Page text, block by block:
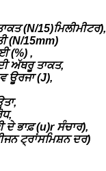
(N/15)ਮਿਲੀਮੀਟਰ),
(N/15mm)
(%) ,
ਅੱਥਰੂ ਤਾਕਤ,
ਊਰਜਾ (J),
ਦੇ ਭਾਫ਼ (u)r ਸੰਚਾਰ),
ਟ੍ਰਾਂਸਮਿਸ਼ਨ ਦਰ)